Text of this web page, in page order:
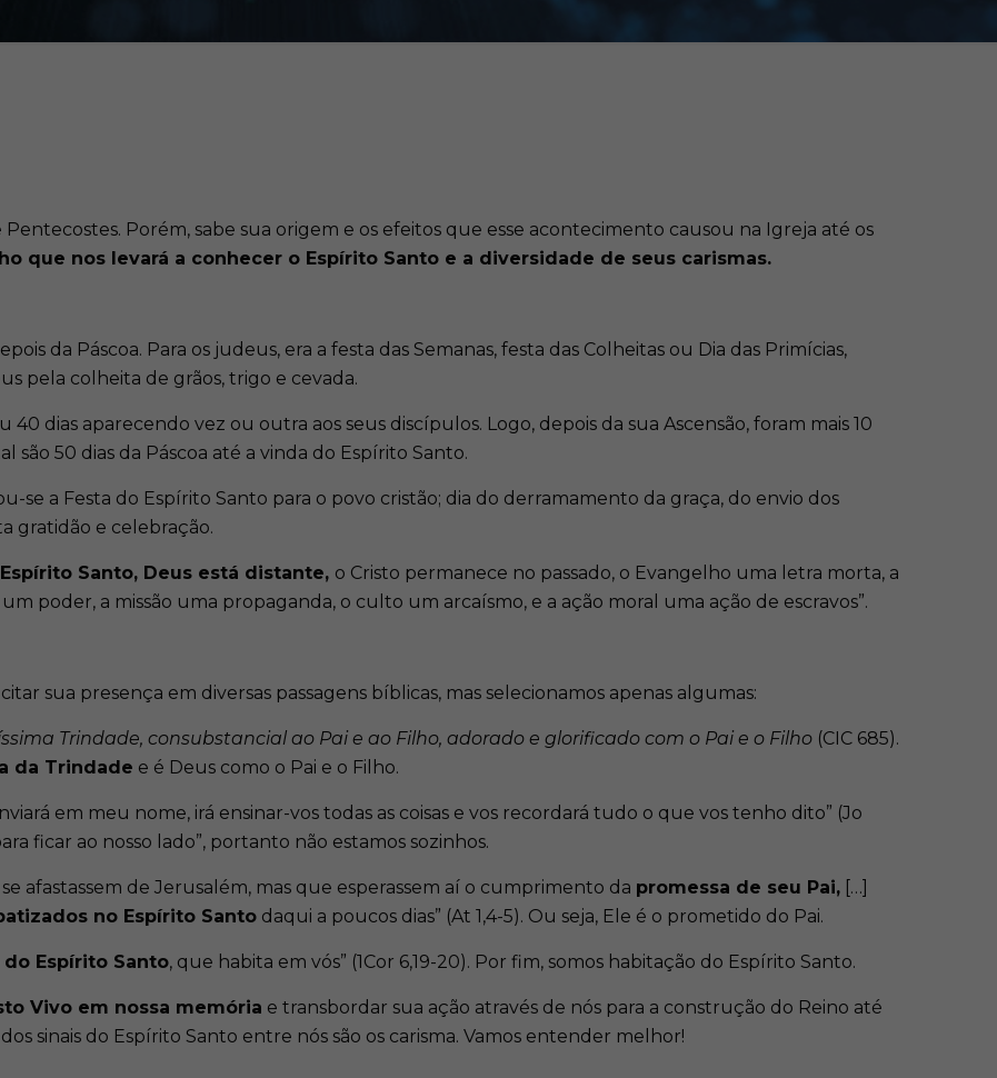
Porém, sabe sua origem e os efeitos que esse acontecimento causou na Igreja até os
que nos levará a conhecer o Espírito Santo e a diversidade de seus carismas.
da Páscoa. Para os judeus, era a festa das Semanas, festa das Colheitas ou Dia das Primícias,
pela colheita de grãos, trigo e cevada.
40 dias aparecendo vez ou outra aos seus discípulos. Logo, depois da sua Ascensão, foram mais 10
são 50 dias da Páscoa até a vinda do Espírito Santo.
se a Festa do Espírito Santo para o povo cristão; dia do derramamento da graça, do envio dos
gratidão e celebração.
Santo, Deus está distante, o Cristo permanece no passado, o Evangelho uma letra morta, a
poder, a missão uma propaganda, o culto um arcaísmo, e a ação moral uma ação de escravos”.
sua presença em diversas passagens bíblicas, mas selecionamos apenas algumas:
Trindade, consubstancial ao Pai e ao Filho, adorado e glorificado com o Pai e o Filho (CIC 685).
da Trindade e é Deus como o Pai e o Filho.
em meu nome, irá ensinar-vos todas as coisas e vos recordará tudo o que vos tenho dito” (Jo
ficar ao nosso lado”, portanto não estamos sozinhos.
afastassem de Jerusalém, mas que esperassem aí o cumprimento da promessa de seu Pai, […]
no Espírito Santo daqui a poucos dias” (At 1,4-5). Ou seja, Ele é o prometido do Pai.
Espírito Santo, que habita em vós” (1Cor 6,19-20). Por fim, somos habitação do Espírito Santo.
Vivo em nossa memória e transbordar sua ação através de nós para a construção do Reino até
sinais do Espírito Santo entre nós são os carisma. Vamos entender melhor!